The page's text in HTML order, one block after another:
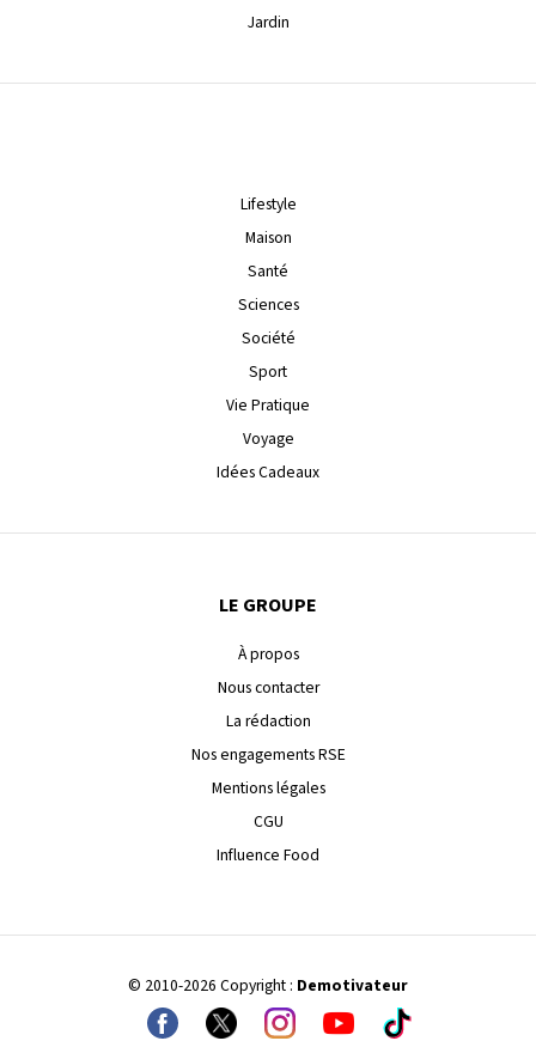
Jardin
Lifestyle
Maison
Santé
Sciences
Société
Sport
Vie Pratique
Voyage
Idées Cadeaux
LE GROUPE
À propos
Nous contacter
La rédaction
Nos engagements RSE
Mentions légales
CGU
Influence Food
© 2010-2026 Copyright : Demotivateur